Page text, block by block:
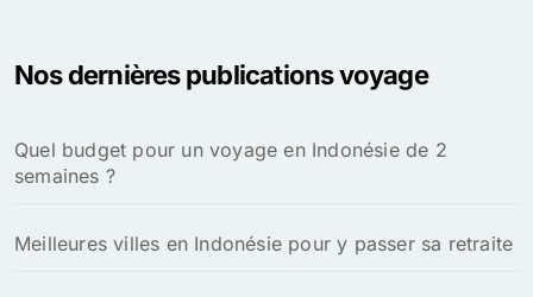
Nos dernières publications voyage
Quel budget pour un voyage en Indonésie de 2
semaines ?
Meilleures villes en Indonésie pour y passer sa retraite